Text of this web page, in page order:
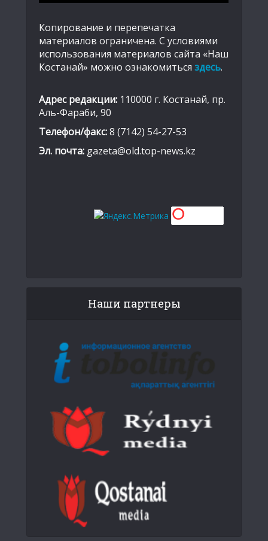
Копирование и перепечатка
материалов ограничена. С условиями
использования материалов сайта «Наш
Костанай» можно ознакомиться здесь.
Адрес редакции: 110000 г. Костанай, пр.
Аль-Фараби, 90
Телефон/факс:8 (7142) 54-27-53
Эл. почта: gazeta@old.top-news.kz
Наши партнеры